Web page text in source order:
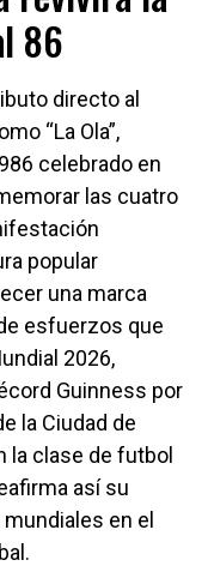
86
directo al
“La Ola”,
celebrado en
las cuatro
popular
una marca
esfuerzos que
2026,
Guinness por
la Ciudad de
la clase de futbol
así su
en el